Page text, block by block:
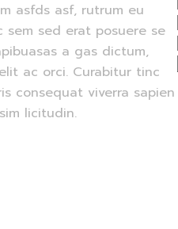
asfds asf, rutrum eu
sem sed erat posuere se
a gas dictum,
ac orci. Curabitur tinc
consequat viverra sapien
licitudin.